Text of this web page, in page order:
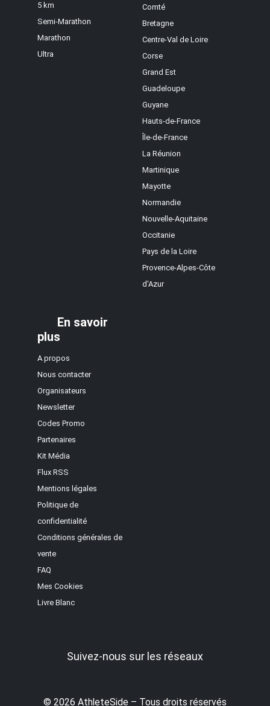
5 km
Semi-Marathon
Marathon
Ultra
Comté
Bretagne
Centre-Val de Loire
Corse
Grand Est
Guadeloupe
Guyane
Hauts-de-France
Île-de-France
La Réunion
Martinique
Mayotte
Normandie
Nouvelle-Aquitaine
Occitanie
Pays de la Loire
Provence-Alpes-Côte
d'Azur
En savoir
plus
A propos
Nous contacter
Organisateurs
Newsletter
Codes Promo
Partenaires
Kit Média
Flux RSS
Mentions légales
Politique de
confidentialité
Conditions générales de
vente
FAQ
Mes Cookies
Livre Blanc
Suivez-nous sur les réseaux
© 2026 AthleteSide – Tous droits réservés